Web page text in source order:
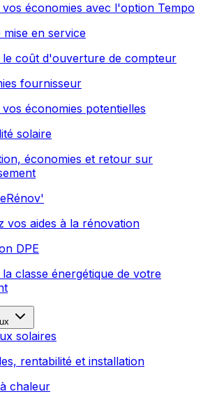
vos économies avec l'option Tempo
mise en service
le coût d'ouverture de compteur
fournisseur
vos économies potentielles
solaire
économies et retour sur
vos aides à la rénovation
DPE
la classe énergétique de votre
solaires
rentabilité et installation
chaleur